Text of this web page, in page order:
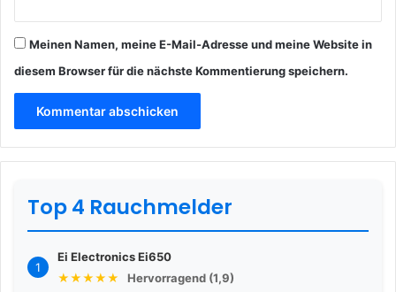
Meinen Namen, meine E-Mail-Adresse und meine Website in
diesem Browser für die nächste Kommentierung speichern.
Top 4 Rauchmelder
1
Ei Electronics Ei650
★★★★★
Hervorragend (1,9)